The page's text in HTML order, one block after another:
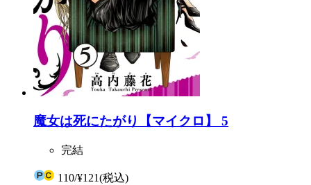
魔女は死にたがり【マイクロ】 5
完結
110/¥121(税込)